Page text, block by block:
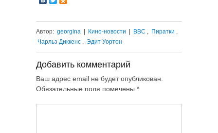
Автор: georgina Кино-новости ВВС , Пиратки ,
Чарльз Диккенс , Эдит Уортон
Добавить комментарий
Ваш адрес email не будет опубликован.
Обязательные поля помечены *